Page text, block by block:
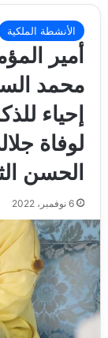
الأنشطة الملكية
أمير
محمد
إحياء
لوفاة
الحسن
6 نوفمبر، 2022